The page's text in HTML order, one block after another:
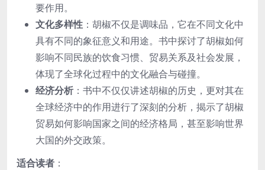
要作用。
文化多样性 ：胡椒不仅是调味品，它在不同文化中
具有不同的象征意义和用途。书中探讨了胡椒如何
影响不同民族的饮食习惯、贸易关系及社会发展，
体现了全球化过程中的文化融合与碰撞。
经济分析 ：书中不仅仅讲述胡椒的历史，更对其在
全球经济中的作用进行了深刻的分析，揭示了胡椒
贸易如何影响国家之间的经济格局，甚至影响世界
大国的外交政策。
适合读者 ：